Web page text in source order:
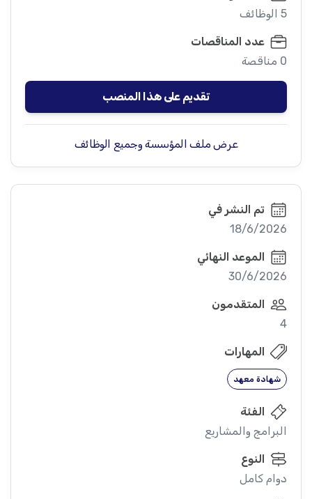
5 الوظائف
عدد المناقصات
0 مناقصة
تقديم على هذا المنصب
عرض ملف المؤسسة وجميع الوظائف
تم النشر في
18/6/2026
الموعد النهائي
30/6/2026
المتقدمون
4
المهارات
شهادة معهد
الفئة
البرامج والمشاريع
النوع
دوام كامل